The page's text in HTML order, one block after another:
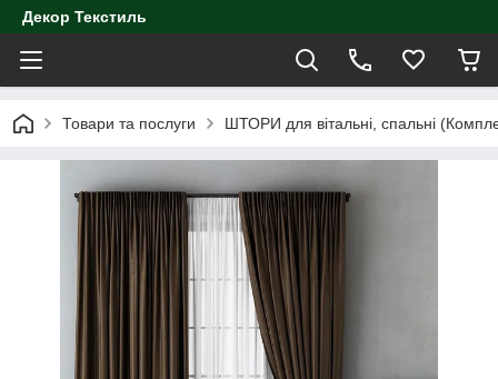
Декор Текстиль
Товари та послуги ШТОРИ для вітальні, спальні